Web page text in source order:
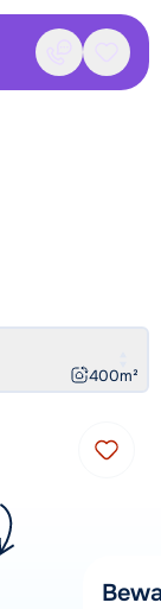
Contact
400m²